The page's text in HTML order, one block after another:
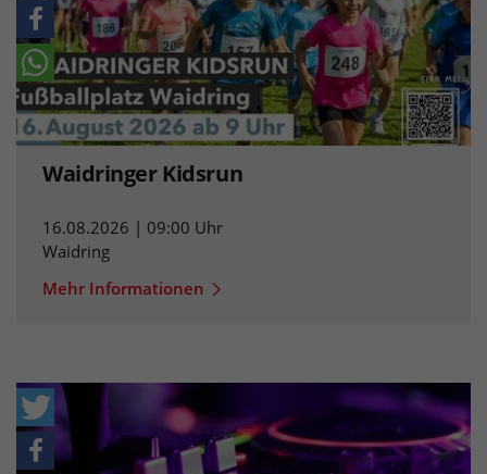
Waidringer Kidsrun
16.08.2026 | 09:00 Uhr
Waidring
Mehr Informationen